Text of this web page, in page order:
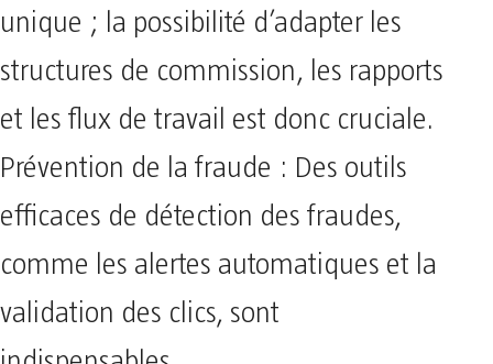
unique ; la possibilité d’adapter les
structures de commission, les rapports
et les flux de travail est donc cruciale.
Prévention de la fraude : Des outils
efficaces de détection des fraudes,
comme les alertes automatiques et la
validation des clics, sont